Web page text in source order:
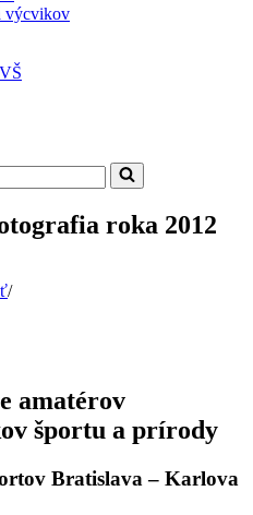
výcvikov
roka 2012
amatérov
športu a prírody
Bratislava – Karlova